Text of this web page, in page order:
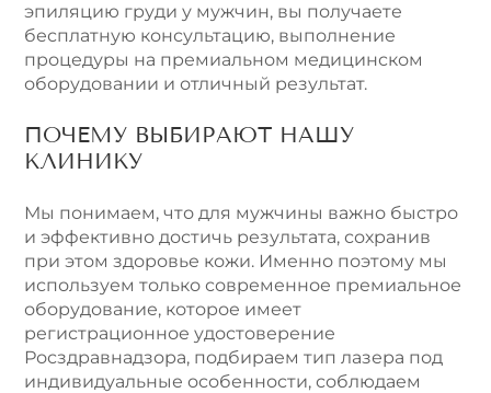
эпиляцию груди у мужчин, вы получаете
бесплатную консультацию, выполнение
процедуры на премиальном медицинском
оборудовании и отличный результат.
ПОЧЕМУ ВЫБИРАЮТ НАШУ
КЛИНИКУ
Мы понимаем, что для мужчины важно быстро
и эффективно достичь результата, сохранив
при этом здоровье кожи. Именно поэтому мы
используем только современное премиальное
оборудование, которое имеет
регистрационное удостоверение
Росздравнадзора, подбираем тип лазера под
индивидуальные особенности, соблюдаем